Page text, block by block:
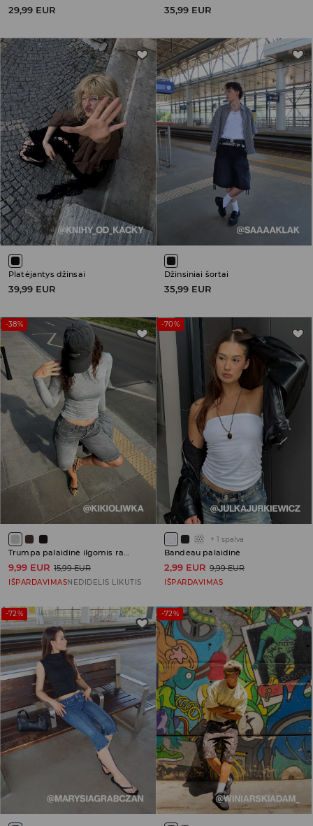
29,99 EUR 35,99 EUR
Platėjantys džinsai
39,99 EUR
Džinsiniai šortai
35,99 EUR
-38%
Trumpa palaidinė ilgomis rankovėmis
9,99 EUR 15,99 EUR
IŠPARDAVIMASNEDIDELIS LIKUTIS
-70%
+ 1 spalva
Bandeau palaidinė
2,99 EUR 9,99 EUR
IŠPARDAVIMAS
-72% -72%